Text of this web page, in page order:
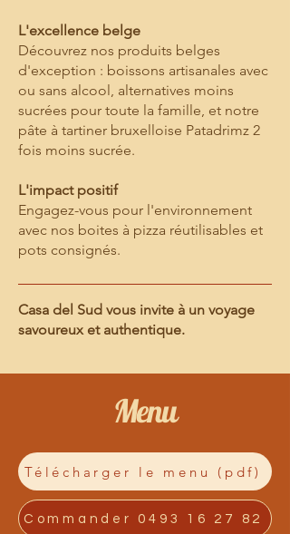
L'excellence belge
Découvrez nos produits belges
d'exception : boissons artisanales avec
ou sans alcool, alternatives moins
sucrées pour toute la famille, et notre
pâte à tartiner bruxelloise Patadrimz 2
fois moins sucrée.
L'impact positif
Engagez-vous pour l'environnement
avec nos boites à pizza réutilisables et
pots consignés.​
Casa del Sud vous invite à un voyage
savoureux et authentique.
Menu
Télécharger le menu (pdf)
Commander 0493 16 27 82